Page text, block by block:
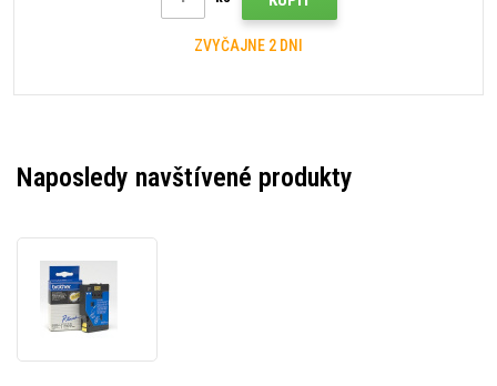
ZVYČAJNE 2 DNI
Naposledy navštívené produkty
x